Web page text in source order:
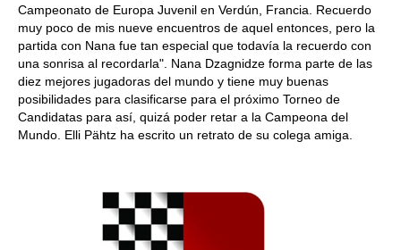
Campeonato de Europa Juvenil en Verdún, Francia. Recuerdo
muy poco de mis nueve encuentros de aquel entonces, pero la
partida con Nana fue tan especial que todavía la recuerdo con
una sonrisa al recordarla". Nana Dzagnidze forma parte de las
diez mejores jugadoras del mundo y tiene muy buenas
posibilidades para clasificarse para el próximo Torneo de
Candidatas para así, quizá poder retar a la Campeona del
Mundo. Elli Pähtz ha escrito un retrato de su colega amiga.